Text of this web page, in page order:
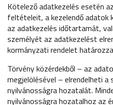
Kötelező adatkezelés esetén
feltételeit, a kezelendő
az adatkezelés időtartamát,
személyét az adatkezelést
kormányzati rendelet
Törvény közérdekből – az
megjelölésével – elrendelheti a
nyilvánosságra hozatalát.
nyilvánosságra hozatalhoz az